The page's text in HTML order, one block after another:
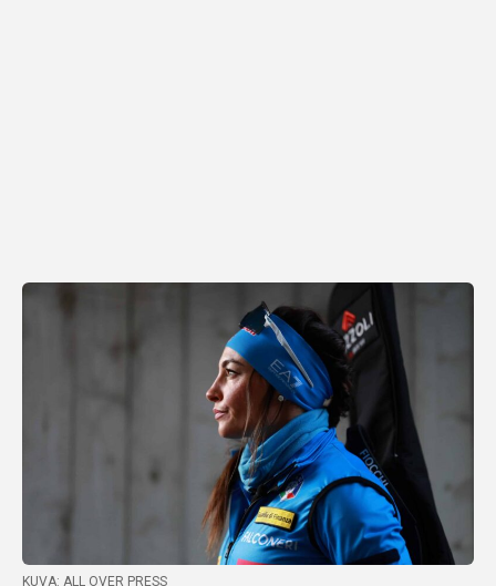
KUVA: ALL OVER PRESS